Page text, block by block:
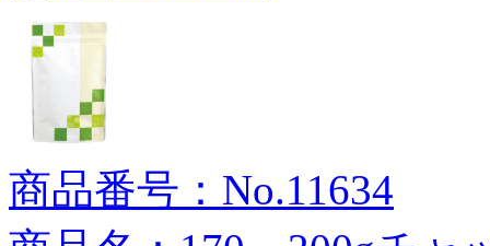
商品番号：No.11634